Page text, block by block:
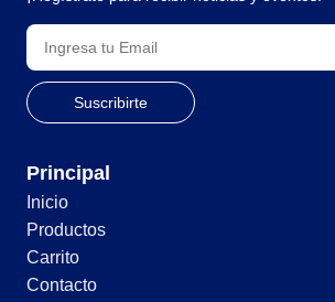
Principal
Inicio
Productos
Carrito
Contacto